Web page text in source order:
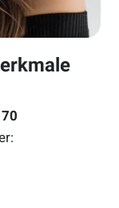
70